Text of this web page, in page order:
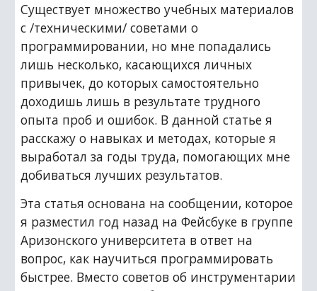
Существует множество учебных материалов
с /техническими/ советами о
программировании, но мне попадались
лишь несколько, касающихся личных
привычек, до которых самостоятельно
доходишь лишь в результате трудного
опыта проб и ошибок. В данной статье я
расскажу о навыках и методах, которые я
выработал за годы труда, помогающих мне
добиваться лучших результатов.
Эта статья основана на сообщении, которое
я разместил год назад на Фейсбуке в группе
Аризонского университета в ответ на
вопрос, как научиться программировать
быстрее. Вместо советов об инструментарии